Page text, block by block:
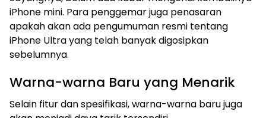
iPhone mini. Para penggemar juga penasaran
apakah akan ada pengumuman resmi tentang
iPhone Ultra yang telah banyak digosipkan
sebelumnya.
Warna-warna Baru yang Menarik
Selain fitur dan spesifikasi, warna-warna baru juga